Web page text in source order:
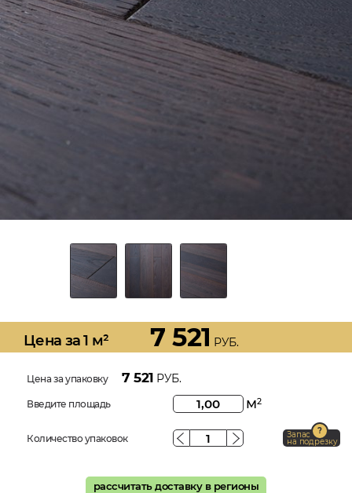
Цена за 1 м² 7 521 РУБ.
Цена за упаковку 7 521 РУБ.
Введите площадь м2
Количество упаковок Запас
на подрезку
рассчитать доставку в регионы